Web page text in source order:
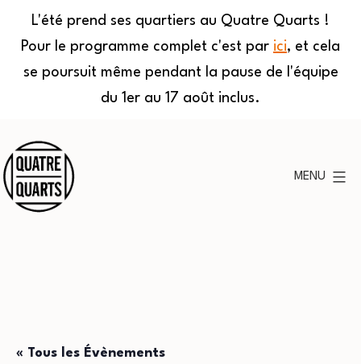
L'été prend ses quartiers au Quatre Quarts !
Pour le programme complet c'est par ici, et cela
se poursuit même pendant la pause de l'équipe
du 1er au 17 août inclus.
au
contenu
MENU
« Tous les Évènements